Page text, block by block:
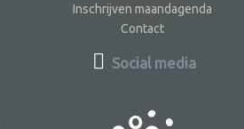
Inschrijven maandagenda
Contact
Social media